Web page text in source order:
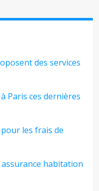
des services
Paris ces dernières
les frais de
habitation